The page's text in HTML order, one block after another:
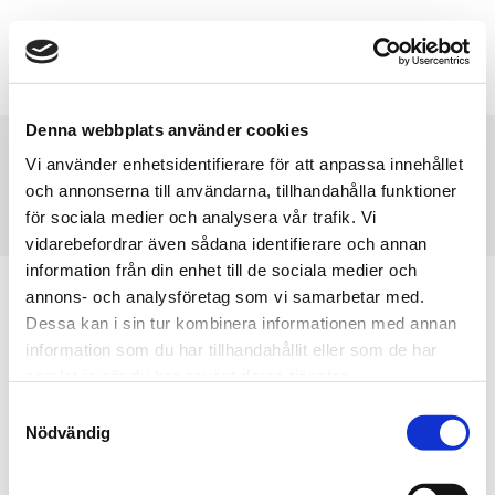
Denna webbplats använder cookies
Vi använder enhetsidentifierare för att anpassa innehållet
och annonserna till användarna, tillhandahålla funktioner
för sociala medier och analysera vår trafik. Vi
vidarebefordrar även sådana identifierare och annan
information från din enhet till de sociala medier och
annons- och analysföretag som vi samarbetar med.
Dessa kan i sin tur kombinera informationen med annan
information som du har tillhandahållit eller som de har
Nödvändig
Daily Archives:May 19, 2023
You are here:
Home 2023 May 19